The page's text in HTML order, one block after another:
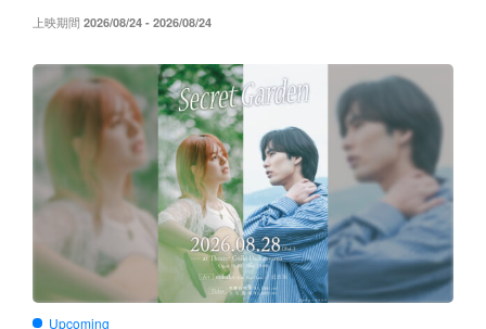
上映期間 2026/08/24 - 2026/08/24
Upcoming